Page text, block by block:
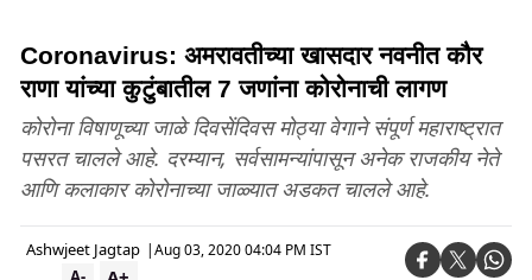
Coronavirus: अमरावतीच्या खासदार नवनीत कौर
राणा यांच्या कुटुंबातील 7 जणांना कोरोनाची लागण
कोरोना विषाणूच्या जाळे दिवसेंदिवस मोठ्या वेगाने संपूर्ण महाराष्ट्रात
पसरत चालले आहे. दरम्यान, सर्वसामन्यांपासून अनेक राजकीय नेते
आणि कलाकार कोरोनाच्या जाळ्यात अडकत चालले आहे.
Ashwjeet Jagtap |Aug 03, 2020 04:04 PM IST